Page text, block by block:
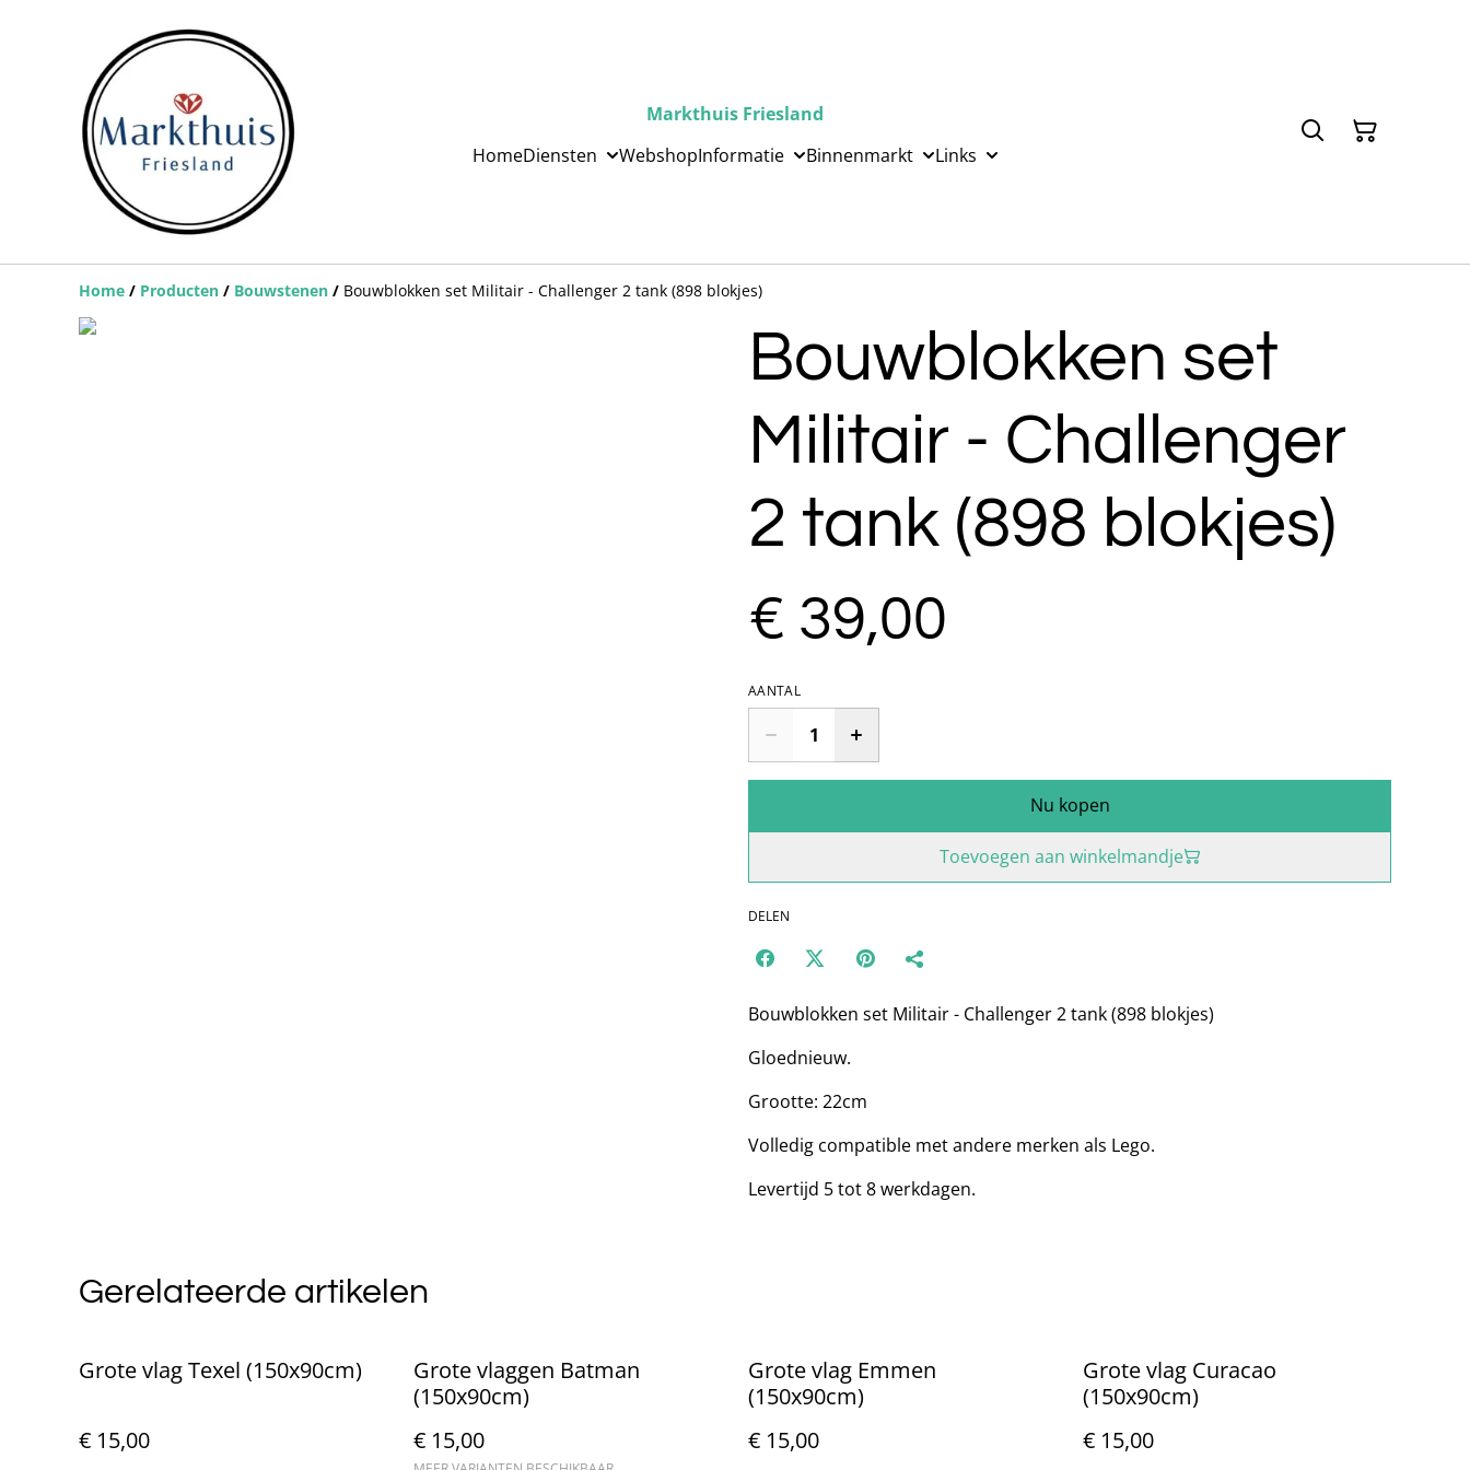
Markthuis Friesland
HomeDiensten WebshopInformatie Binnenmarkt Links
Home / Producten / Bouwstenen / Bouwblokken set Militair - Challenger 2 tank (898 blokjes)
Bouwblokken set
Militair - Challenger
2 tank (898 blokjes)
€ 39,00
AANTAL
Nu kopen
Toevoegen aan winkelmandje
DELEN
Bouwblokken set Militair - Challenger 2 tank (898 blokjes)
Gloednieuw.
Grootte: 22cm
Volledig compatible met andere merken als Lego.
Levertijd 5 tot 8 werkdagen.
Gerelateerde artikelen
Grote vlag Texel (150x90cm)
€ 15,00
Grote vlaggen Batman
(150x90cm)
€ 15,00
Grote vlag Emmen
(150x90cm)
€ 15,00
Grote vlag Curacao
(150x90cm)
€ 15,00